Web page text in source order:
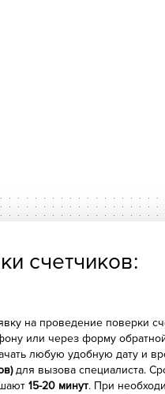
счетчиков:
в стоимость услуг
документы для
на проведение поверки
или через форму
любую удобную дату и
для вызова специалиста.
15-20 минут. При